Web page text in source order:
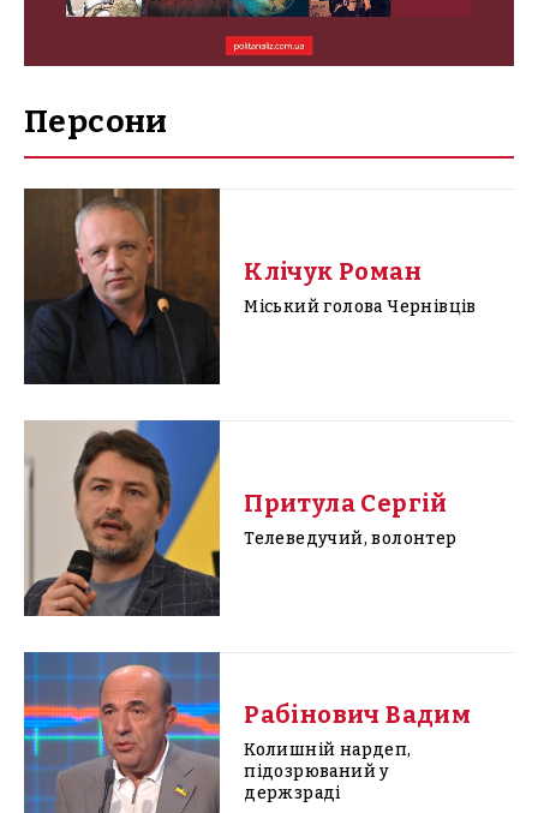
Персони
Клічук Роман
Міський голова Чернівців
Притула Сергій
Телеведучий, волонтер
Рабінович Вадим
Колишній нардеп,
підозрюваний у
держзраді